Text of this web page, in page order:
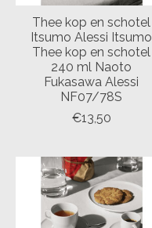
Thee kop en schotel
Itsumo Alessi Itsumo
Thee kop en schotel
240 ml Naoto
Fukasawa Alessi
NF07/78S
€13,50